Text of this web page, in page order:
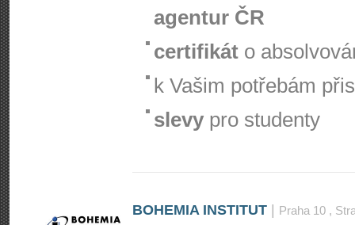
agentur ČR
certifikát o
k Vašim potřebám
slevy pro studenty
BOHEMIA INSTITUT Praha 10 ,